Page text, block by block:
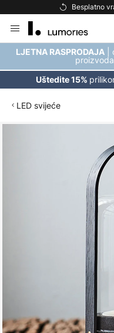
Besplatno
to
Content
LJETNA RASPRODAJA
Uštedite 15%
LED svijeće